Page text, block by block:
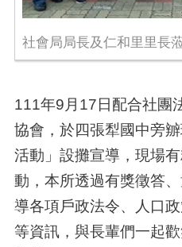
社會局局長及仁和里里長
111年9 月 17日配合社團
協會，於四張犁國中旁
活動」設攤宣導，現場
動，本所透過有獎徵答
導各項戶政法令、人口
等資訊，與長輩們一起